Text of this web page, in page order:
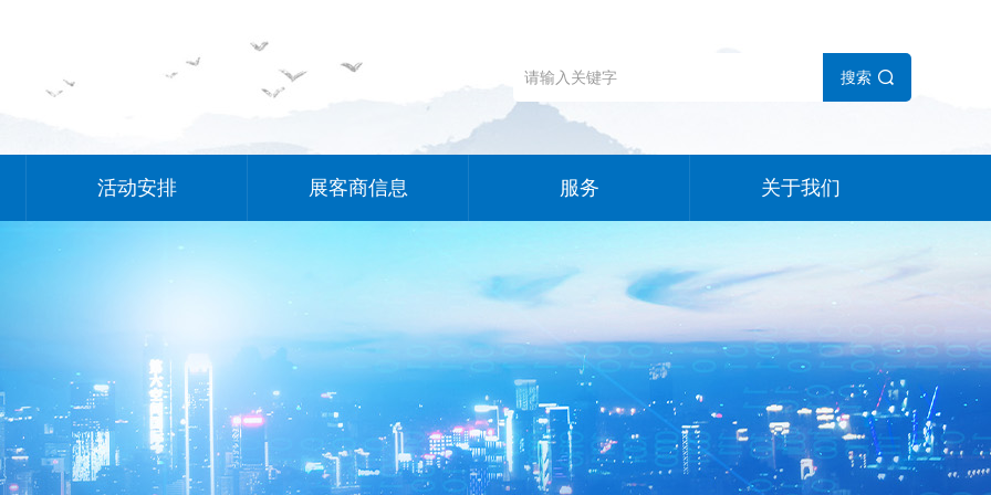
搜索
活动安排 展客商信息 服务 关于我们